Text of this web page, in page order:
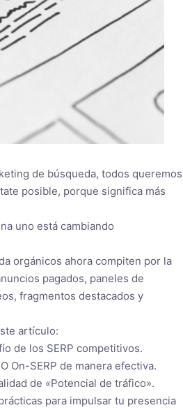
de búsqueda, todos queremos
posible, porque significa más
uno está cambiando
orgánicos ahora compiten por la
pagados, paneles de
fragmentos destacados y
artículo:
de los SERP competitivos.
On-SERP de manera efectiva.
de «Potencial de tráfico».
para impulsar tu presencia